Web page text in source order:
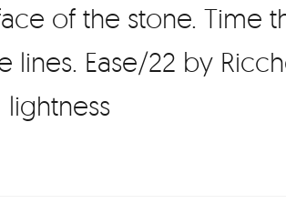
of the stone. Time
Ease/22 by
lightness